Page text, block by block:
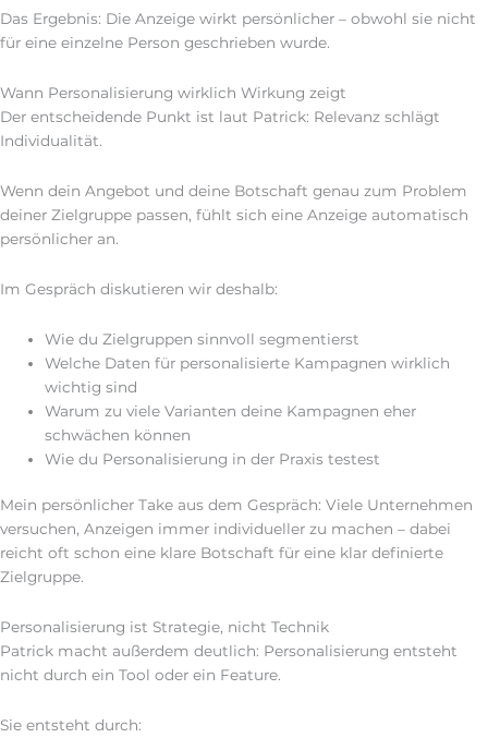
Das Ergebnis: Die Anzeige wirkt persönlicher – obwohl sie nicht
für eine einzelne Person geschrieben wurde.
Wann Personalisierung wirklich Wirkung zeigt
Der entscheidende Punkt ist laut Patrick: Relevanz schlägt
Individualität.
Wenn dein Angebot und deine Botschaft genau zum Problem
deiner Zielgruppe passen, fühlt sich eine Anzeige automatisch
persönlicher an.
Im Gespräch diskutieren wir deshalb:
Wie du Zielgruppen sinnvoll segmentierst
Welche Daten für personalisierte Kampagnen wirklich
wichtig sind
Warum zu viele Varianten deine Kampagnen eher
schwächen können
Wie du Personalisierung in der Praxis testest
Mein persönlicher Take aus dem Gespräch: Viele Unternehmen
versuchen, Anzeigen immer individueller zu machen – dabei
reicht oft schon eine klare Botschaft für eine klar definierte
Zielgruppe.
Personalisierung ist Strategie, nicht Technik
Patrick macht außerdem deutlich: Personalisierung entsteht
nicht durch ein Tool oder ein Feature.
Sie entsteht durch: